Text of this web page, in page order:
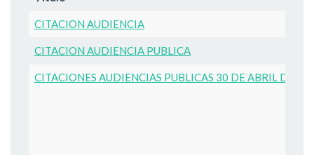
CITACION AUDIENCIA
CITACION AUDIENCIA PUBLICA
CITACIONES AUDIENCIAS PUBLICAS 30 DE ABRIL DE